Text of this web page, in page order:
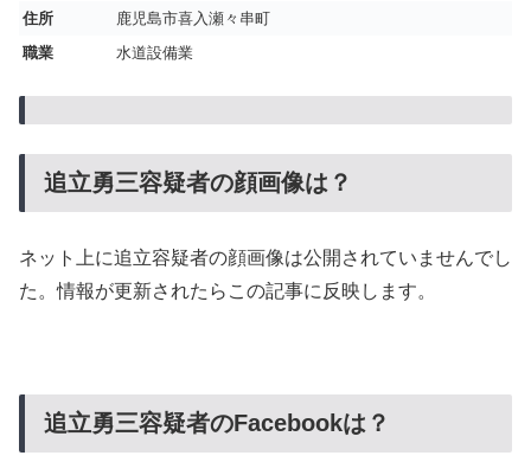
住所
鹿児島市喜入瀬々串町
職業
水道設備業
追立勇三容疑者の顔画像は？
ネット上に追立容疑者の顔画像は公開されていませんでし
た。情報が更新されたらこの記事に反映します。
追立勇三容疑者のFacebookは？